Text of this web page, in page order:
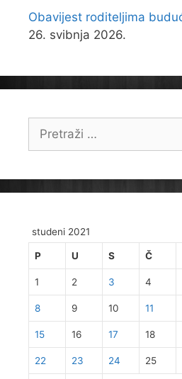
Obavijest roditeljima
26. svibnja 2026.
Pretraži:
studeni 2021
P U S Č
1 2 3 4
8 9 10 11
15 16 17 18
22 23 24 25